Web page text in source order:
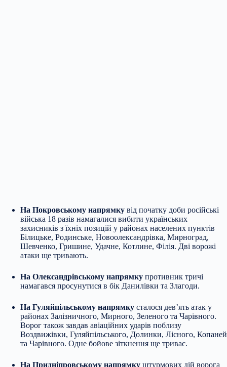
На Покровському напрямку від початку доби російські
війська 18 разів намагалися вибити українських
захисників з їхніх позицій у районах населених пунктів
Білицьке, Родинське, Новоолександрівка, Мирноград,
Шевченко, Гришине, Удачне, Котлине, Філія. Дві ворожі
атаки ще тривають.
На Олександрівському напрямку противник тричі
намагався просунутися в бік Данилівки та Злагоди.
На Гуляйпільському напрямку сталося дев’ять атак у
районах Залізничного, Мирного, Зеленого та Чарівного.
Ворог також завдав авіаційних ударів поблизу
Воздвижівки, Гуляйпільського, Долинки, Лісного, Копаней
та Чарівного. Одне бойове зіткнення ще триває.
На Придніпровському напрямку штурмових дій ворога